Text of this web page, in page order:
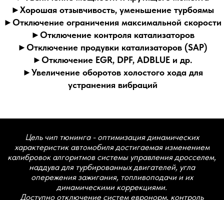
Цель чип тюнинга - оптимизация динамических
характеристик автомобиля достигаемая изменением
калибровок алгоритмов системы управления дросселем,
наддува для турбированных двигателей, угла
опережения зажигания, топливоподачи и их
динамическими коррекциями.
Доступно отключение систем евронорм, контроль
катализаторов, продувки катализаторов (SAP), сажевых
фильтров, EGR, Adblue и др. Чип тюнинг под евро-2 - это
100% гарантия того, что двигатель будет работать в
штатном режиме без ошибок по катализатору и системам
евронорм. Вам не понадобятся всякого рода обманки на
датчики кислорода, мы грамотно отключим его
удалением, так как вышедший из строя катализатор
Так же мы занимаемся слесарными работами по
удалению катализаторов, сажевых фильтров и других
систем евронорм. Не спешите удалять исправный
катализатор! Удаление исправного катализатора не
принесет положительных изменений, а наоборот может
навредить двигателю! Состояние катализаторов можно
оценить с помощью профессиональной диагностики! При
отключение EGR используем качественные заглушки из